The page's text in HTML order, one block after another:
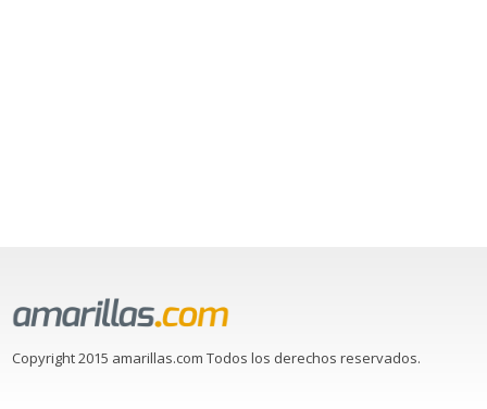
Copyright 2015 amarillas.com Todos los derechos reservados.